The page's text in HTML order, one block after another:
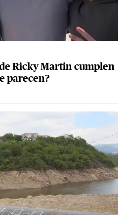
Ricky Martin cumplen
parecen?